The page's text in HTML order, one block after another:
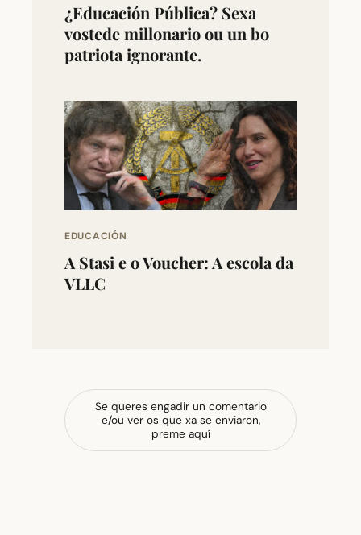
¿Educación Pública? Sexa
vostede millonario ou un bo
patriota ignorante.
EDUCACIÓN
A Stasi e o Voucher: A escola da
VLLC
Se queres engadir un comentario
e/ou ver os que xa se enviaron,
preme aquí